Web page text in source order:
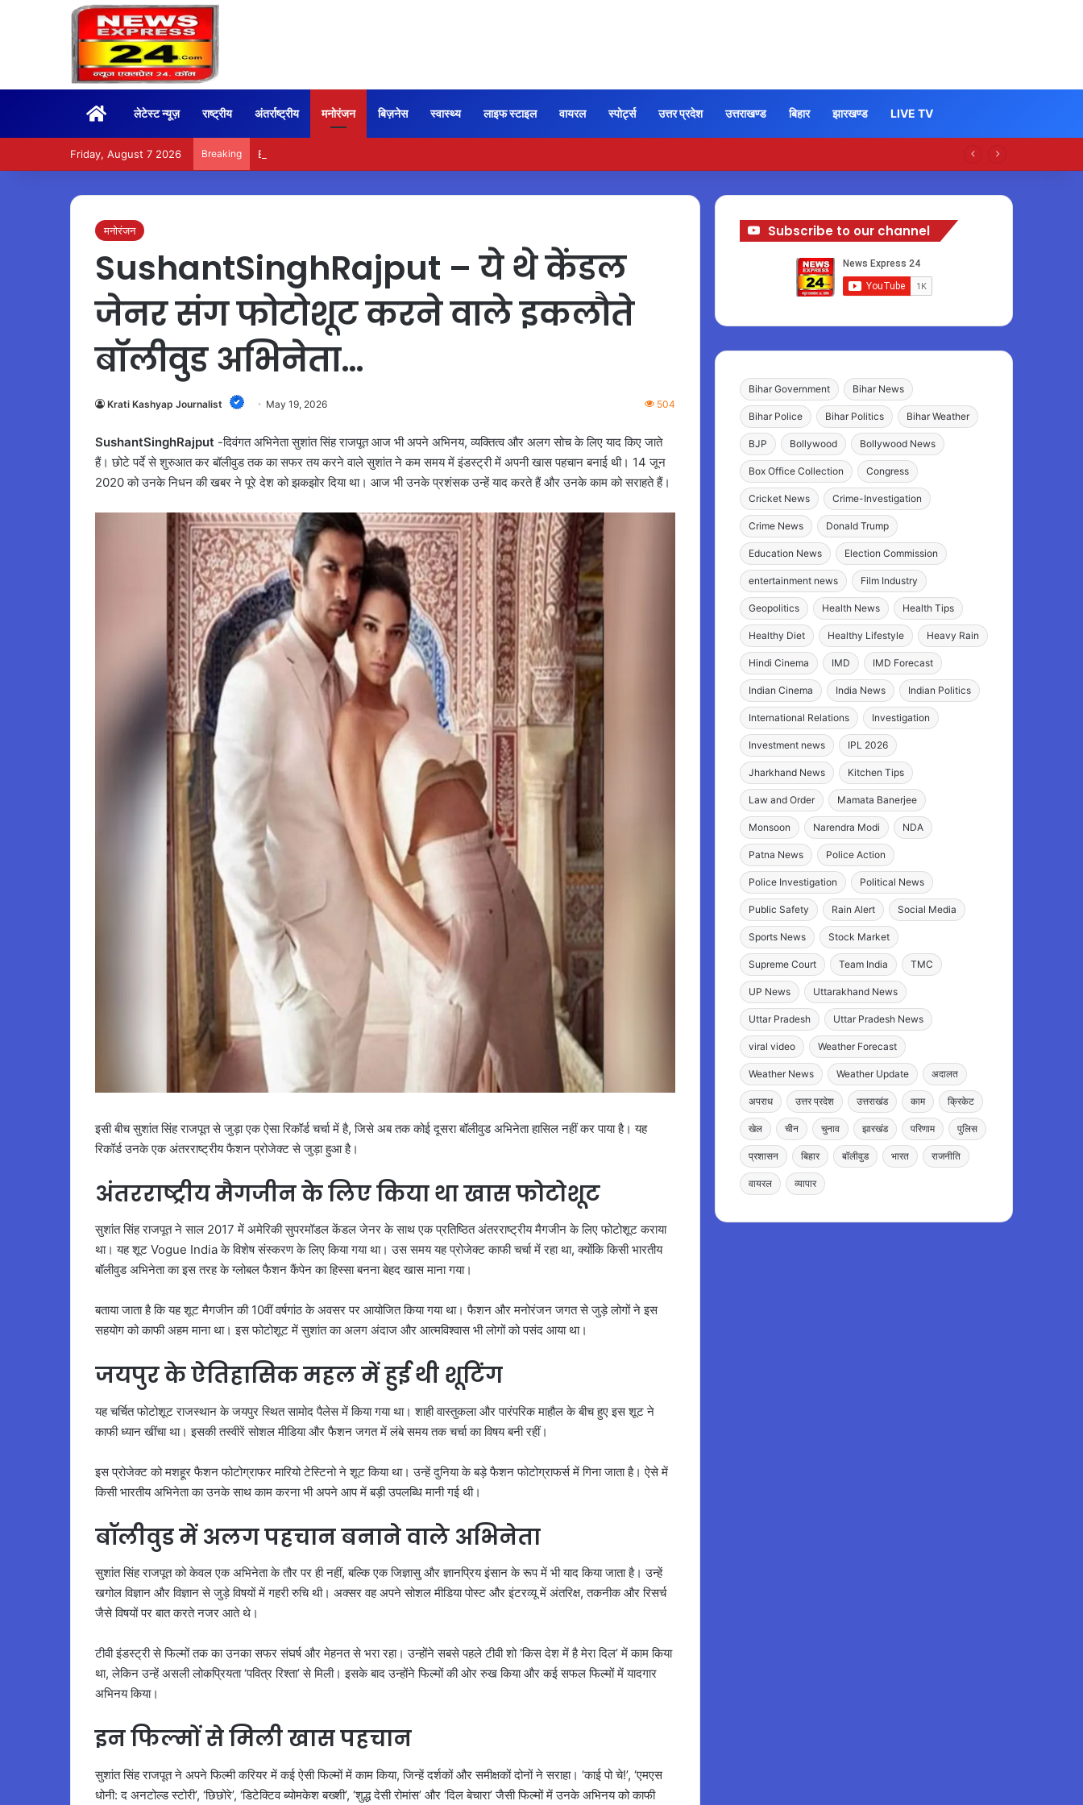
Homeलेटेस्ट न्यूज़ राष्ट्रीय अंतर्राष्ट्रीय मनोरंजन बिज़नेस स्वास्थ्य लाइफ स्टाइल वायरल स्पोर्ट्स उत्तर प्रदेश उत्तराखण्ड बिहार झारखण्ड LIVE TV
Friday, August 7 2026 Breaking BoxOffice – 15वें दिन भी कायम रही ‘जन नायकन’ की रफ्तार, 185 करोड़ के पार पहुंची कमाई…
मनोरंजन
SushantSinghRajput – ये थे केंडल
जेनर संग फोटोशूट करने वाले इकलौते
बॉलीवुड अभिनेता…
Krati Kashyap Journalist May 19, 2026 504
SushantSinghRajput -दिवंगत अभिनेता सुशांत सिंह राजपूत आज भी अपने अभिनय, व्यक्तित्व और अलग सोच के लिए याद किए जाते
हैं। छोटे पर्दे से शुरुआत कर बॉलीवुड तक का सफर तय करने वाले सुशांत ने कम समय में इंडस्ट्री में अपनी खास पहचान बनाई थी। 14 जून
2020 को उनके निधन की खबर ने पूरे देश को झकझोर दिया था। आज भी उनके प्रशंसक उन्हें याद करते हैं और उनके काम को सराहते हैं।
इसी बीच सुशांत सिंह राजपूत से जुड़ा एक ऐसा रिकॉर्ड चर्चा में है, जिसे अब तक कोई दूसरा बॉलीवुड अभिनेता हासिल नहीं कर पाया है। यह
रिकॉर्ड उनके एक अंतरराष्ट्रीय फैशन प्रोजेक्ट से जुड़ा हुआ है।
अंतरराष्ट्रीय मैगजीन के लिए किया था खास फोटोशूट
सुशांत सिंह राजपूत ने साल 2017 में अमेरिकी सुपरमॉडल केंडल जेनर के साथ एक प्रतिष्ठित अंतरराष्ट्रीय मैगजीन के लिए फोटोशूट कराया
था। यह शूट Vogue India के विशेष संस्करण के लिए किया गया था। उस समय यह प्रोजेक्ट काफी चर्चा में रहा था, क्योंकि किसी भारतीय
बॉलीवुड अभिनेता का इस तरह के ग्लोबल फैशन कैंपेन का हिस्सा बनना बेहद खास माना गया।
बताया जाता है कि यह शूट मैगजीन की 10वीं वर्षगांठ के अवसर पर आयोजित किया गया था। फैशन और मनोरंजन जगत से जुड़े लोगों ने इस
सहयोग को काफी अहम माना था। इस फोटोशूट में सुशांत का अलग अंदाज और आत्मविश्वास भी लोगों को पसंद आया था।
जयपुर के ऐतिहासिक महल में हुई थी शूटिंग
यह चर्चित फोटोशूट राजस्थान के जयपुर स्थित सामोद पैलेस में किया गया था। शाही वास्तुकला और पारंपरिक माहौल के बीच हुए इस शूट ने
काफी ध्यान खींचा था। इसकी तस्वीरें सोशल मीडिया और फैशन जगत में लंबे समय तक चर्चा का विषय बनी रहीं।
इस प्रोजेक्ट को मशहूर फैशन फोटोग्राफर मारियो टेस्टिनो ने शूट किया था। उन्हें दुनिया के बड़े फैशन फोटोग्राफर्स में गिना जाता है। ऐसे में
किसी भारतीय अभिनेता का उनके साथ काम करना भी अपने आप में बड़ी उपलब्धि मानी गई थी।
बॉलीवुड में अलग पहचान बनाने वाले अभिनेता
सुशांत सिंह राजपूत को केवल एक अभिनेता के तौर पर ही नहीं, बल्कि एक जिज्ञासु और ज्ञानप्रिय इंसान के रूप में भी याद किया जाता है। उन्हें
खगोल विज्ञान और विज्ञान से जुड़े विषयों में गहरी रुचि थी। अक्सर वह अपने सोशल मीडिया पोस्ट और इंटरव्यू में अंतरिक्ष, तकनीक और रिसर्च
जैसे विषयों पर बात करते नजर आते थे।
टीवी इंडस्ट्री से फिल्मों तक का उनका सफर संघर्ष और मेहनत से भरा रहा। उन्होंने सबसे पहले टीवी शो ‘किस देश में है मेरा दिल’ में काम किया
था, लेकिन उन्हें असली लोकप्रियता ‘पवित्र रिश्ता’ से मिली। इसके बाद उन्होंने फिल्मों की ओर रुख किया और कई सफल फिल्मों में यादगार
अभिनय किया।
इन फिल्मों से मिली खास पहचान
सुशांत सिंह राजपूत ने अपने फिल्मी करियर में कई ऐसी फिल्मों में काम किया, जिन्हें दर्शकों और समीक्षकों दोनों ने सराहा। ‘काई पो चे!’, ‘एमएस
धोनी: द अनटोल्ड स्टोरी’, ‘छिछोरे’, ‘डिटेक्टिव ब्योमकेश बख्शी’, ‘शुद्ध देसी रोमांस’ और ‘दिल बेचारा’ जैसी फिल्मों में उनके अभिनय को काफी
Subscribe to our channel
Bihar Government Bihar News
Bihar Police Bihar Politics Bihar Weather
BJP Bollywood Bollywood News
Box Office Collection Congress
Cricket News Crime-Investigation
Crime News Donald Trump
Education News Election Commission
entertainment news Film Industry
Geopolitics Health News Health Tips
Healthy Diet Healthy Lifestyle Heavy Rain
Hindi Cinema IMD IMD Forecast
Indian Cinema India News Indian Politics
International Relations Investigation
Investment news IPL 2026
Jharkhand News Kitchen Tips
Law and Order Mamata Banerjee
Monsoon Narendra Modi NDA
Patna News Police Action
Police Investigation Political News
Public Safety Rain Alert Social Media
Sports News Stock Market
Supreme Court Team India TMC
UP News Uttarakhand News
Uttar Pradesh Uttar Pradesh News
viral video Weather Forecast
Weather News Weather Update अदालत
अपराध उत्तर प्रदेश उत्तराखंड काम क्रिकेट
खेल चीन चुनाव झारखंड परिणाम पुलिस
प्रशासन बिहार बॉलीवुड भारत राजनीति
वायरल व्यापार